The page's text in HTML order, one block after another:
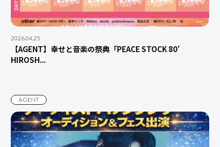
2026.04.25
【AGENT】幸せと音楽の祭典「PEACE STOCK 80’
HIROSH...
AGENT